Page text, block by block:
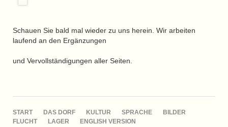
Schauen Sie bald mal wieder zu uns herein. Wir arbeiten
laufend an den Ergänzungen
und Vervollständigungen aller Seiten.
NAVIGATION
ÜBERSPRINGEN
START DAS DORF KULTUR SPRACHE
BILDER
FLUCHT
LAGER
ENGLISH VERSION